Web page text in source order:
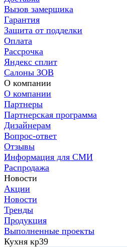
Вызов замерщика
Гарантия
Защита от подделки
Оплата
Рассрочка
Яндекс сплит
Салоны ЗОВ
О компании
О компании
Партнеры
Партнерская программа
Дизайнерам
Вопрос-ответ
Отзывы
Информация для СМИ
Распродажа
Новости
Акции
Новости
Тренды
Продукция
Выполненные проекты
Кухня кр39